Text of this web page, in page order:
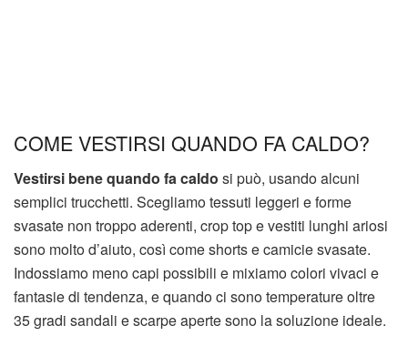
COME VESTIRSI QUANDO FA CALDO?
Vestirsi bene quando fa caldo si può, usando alcuni
semplici trucchetti. Scegliamo tessuti leggeri e forme
svasate non troppo aderenti, crop top e vestiti lunghi ariosi
sono molto d’aiuto, così come shorts e camicie svasate.
Indossiamo meno capi possibili e mixiamo colori vivaci e
fantasie di tendenza, e quando ci sono temperature oltre
35 gradi sandali e scarpe aperte sono la soluzione ideale.